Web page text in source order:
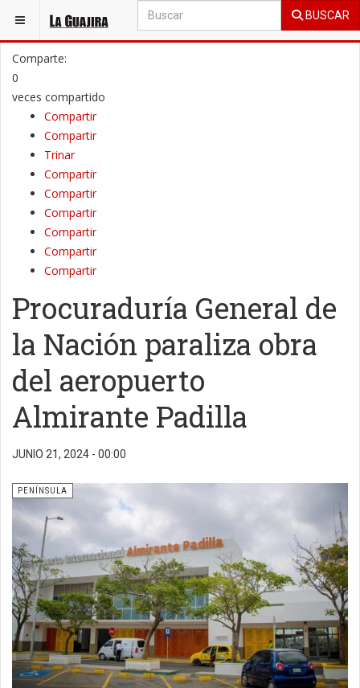
BUSCAR
ESTÁ AQUÍ: LA GUAJIRA PENÍNSULA
Comparte:
0
veces compartido
Compartir
Compartir
Trinar
Compartir
Compartir
Compartir
Compartir
Compartir
Compartir
Procuraduría General de
la Nación paraliza obra
del aeropuerto
Almirante Padilla
JUNIO 21, 2024 - 00:00
PENÍNSULA